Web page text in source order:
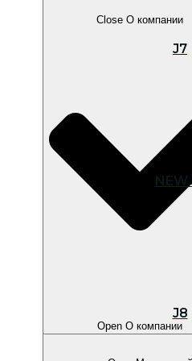
Open В наличии
Open Владельцам
Close О компании
Open О компании
J7
NEW
J8